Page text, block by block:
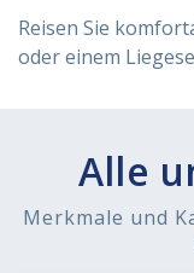
Reisen Sie
oder einem
Alle
Merkmale und